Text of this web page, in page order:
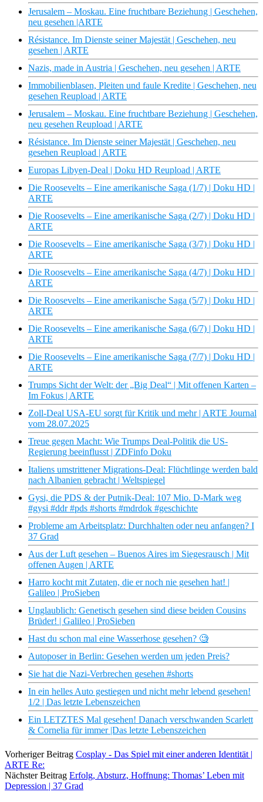
Jerusalem – Moskau. Eine fruchtbare Beziehung | Geschehen,
neu gesehen |ARTE
Résistance. Im Dienste seiner Majestät | Geschehen, neu
gesehen | ARTE
Nazis, made in Austria | Geschehen, neu gesehen | ARTE
Immobilienblasen, Pleiten und faule Kredite | Geschehen, neu
gesehen Reupload | ARTE
Jerusalem – Moskau. Eine fruchtbare Beziehung | Geschehen,
neu gesehen Reupload | ARTE
Résistance. Im Dienste seiner Majestät | Geschehen, neu
gesehen Reupload | ARTE
Europas Libyen-Deal | Doku HD Reupload | ARTE
Die Roosevelts – Eine amerikanische Saga (1/7) | Doku HD |
ARTE
Die Roosevelts – Eine amerikanische Saga (2/7) | Doku HD |
ARTE
Die Roosevelts – Eine amerikanische Saga (3/7) | Doku HD |
ARTE
Die Roosevelts – Eine amerikanische Saga (4/7) | Doku HD |
ARTE
Die Roosevelts – Eine amerikanische Saga (5/7) | Doku HD |
ARTE
Die Roosevelts – Eine amerikanische Saga (6/7) | Doku HD |
ARTE
Die Roosevelts – Eine amerikanische Saga (7/7) | Doku HD |
ARTE
Trumps Sicht der Welt: der „Big Deal“ | Mit offenen Karten –
Im Fokus | ARTE
Zoll-Deal USA-EU sorgt für Kritik und mehr | ARTE Journal
vom 28.07.2025
Treue gegen Macht: Wie Trumps Deal-Politik die US-
Regierung beeinflusst | ZDFinfo Doku
Italiens umstrittener Migrations-Deal: Flüchtlinge werden bald
nach Albanien gebracht | Weltspiegel
Gysi, die PDS & der Putnik-Deal: 107 Mio. D-Mark weg
#gysi #ddr #pds #shorts #mdrdok #geschichte
Probleme am Arbeitsplatz: Durchhalten oder neu anfangen? I
37 Grad
Aus der Luft gesehen – Buenos Aires im Siegesrausch | Mit
offenen Augen | ARTE
Harro kocht mit Zutaten, die er noch nie gesehen hat! |
Galileo | ProSieben
Unglaublich: Genetisch gesehen sind diese beiden Cousins
Brüder! | Galileo | ProSieben
Hast du schon mal eine Wasserhose gesehen? 🧐
Autoposer in Berlin: Gesehen werden um jeden Preis?
Sie hat die Nazi-Verbrechen gesehen #shorts
In ein helles Auto gestiegen und nicht mehr lebend gesehen!
1/2 | Das letzte Lebenszeichen
Ein LETZTES Mal gesehen! Danach verschwanden Scarlett
& Cornelia für immer |Das letzte Lebenszeichen
Vorheriger Beitrag Cosplay - Das Spiel mit einer anderen Identität |
ARTE Re:
Nächster Beitrag Erfolg, Absturz, Hoffnung: Thomas’ Leben mit
Depression | 37 Grad